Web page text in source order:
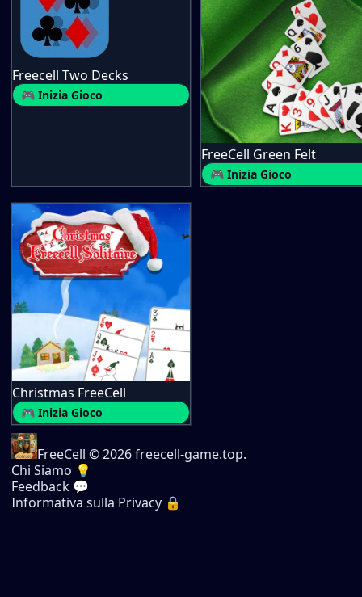
Freecell Two Decks
🎮 Inizia Gioco
FreeCell Green Felt
🎮 Inizia Gioco
Christmas FreeCell
🎮 Inizia Gioco
FreeCell © 2026 freecell-game.top.
Chi Siamo 💡
Feedback 💬
Informativa sulla Privacy 🔒